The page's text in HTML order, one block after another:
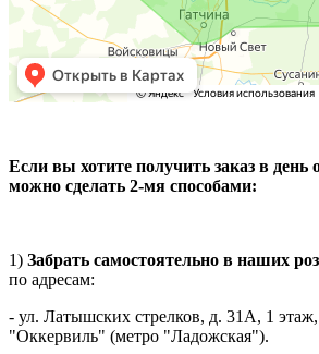
Если вы хотите получить заказ в день
можно сделать 2-мя способами:
1) Забрать самостоятельно в наших
по адресам:
- ул. Латышских стрелков, д. 31А, 1
"Оккервиль" (метро "Ладожская").